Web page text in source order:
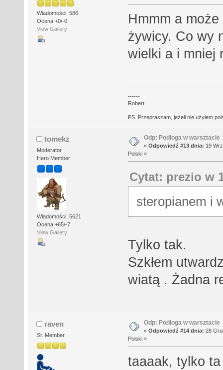
Wiadomości: 586
Ocena +0/-0
View Gallery
Hmmm a
żywicy. Co wy
wielki a i mniej
------
Robert
PS. Przepraszam, jeżeli nie użyłem
tomekz
Moderator
Hero Member
Wiadomości: 5621
Ocena +65/-7
View Gallery
Odp: Podłoga w warsztacie
« Odpowiedź #13 dnia: 19
Polski »
Cytat: prezio w
steropianem i
Tylko tak.
Szkłem
wiatą . Żadna
raven
Sr. Member
Odp: Podłoga w warsztacie
« Odpowiedź #14 dnia: 28
Polski »
taaaak, tylko